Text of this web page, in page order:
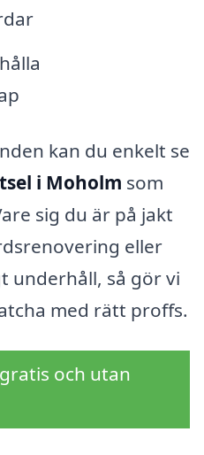
kan du enkelt se
i Moholm som
sig du är på jakt
eller
underhåll, så gör vi
med rätt proffs.
och utan